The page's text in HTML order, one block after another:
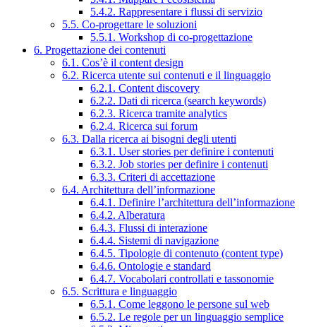
5.4.2. Rappresentare i flussi di servizio
5.5. Co-progettare le soluzioni
5.5.1. Workshop di co-progettazione
6. Progettazione dei contenuti
6.1. Cos’è il content design
6.2. Ricerca utente sui contenuti e il linguaggio
6.2.1. Content discovery
6.2.2. Dati di ricerca (search keywords)
6.2.3. Ricerca tramite analytics
6.2.4. Ricerca sui forum
6.3. Dalla ricerca ai bisogni degli utenti
6.3.1. User stories per definire i contenuti
6.3.2. Job stories per definire i contenuti
6.3.3. Criteri di accettazione
6.4. Architettura dell’informazione
6.4.1. Definire l’architettura dell’informazione
6.4.2. Alberatura
6.4.3. Flussi di interazione
6.4.4. Sistemi di navigazione
6.4.5. Tipologie di contenuto (content type)
6.4.6. Ontologie e standard
6.4.7. Vocabolari controllati e tassonomie
6.5. Scrittura e linguaggio
6.5.1. Come leggono le persone sul web
6.5.2. Le regole per un linguaggio semplice